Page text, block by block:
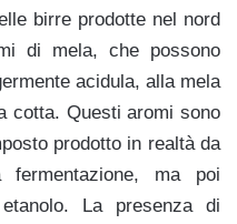
birre prodotte nel nord
di mela, che possono
acidula, alla mela
cotta. Questi aromi sono
prodotto in realtà da
ma poi
La presenza di